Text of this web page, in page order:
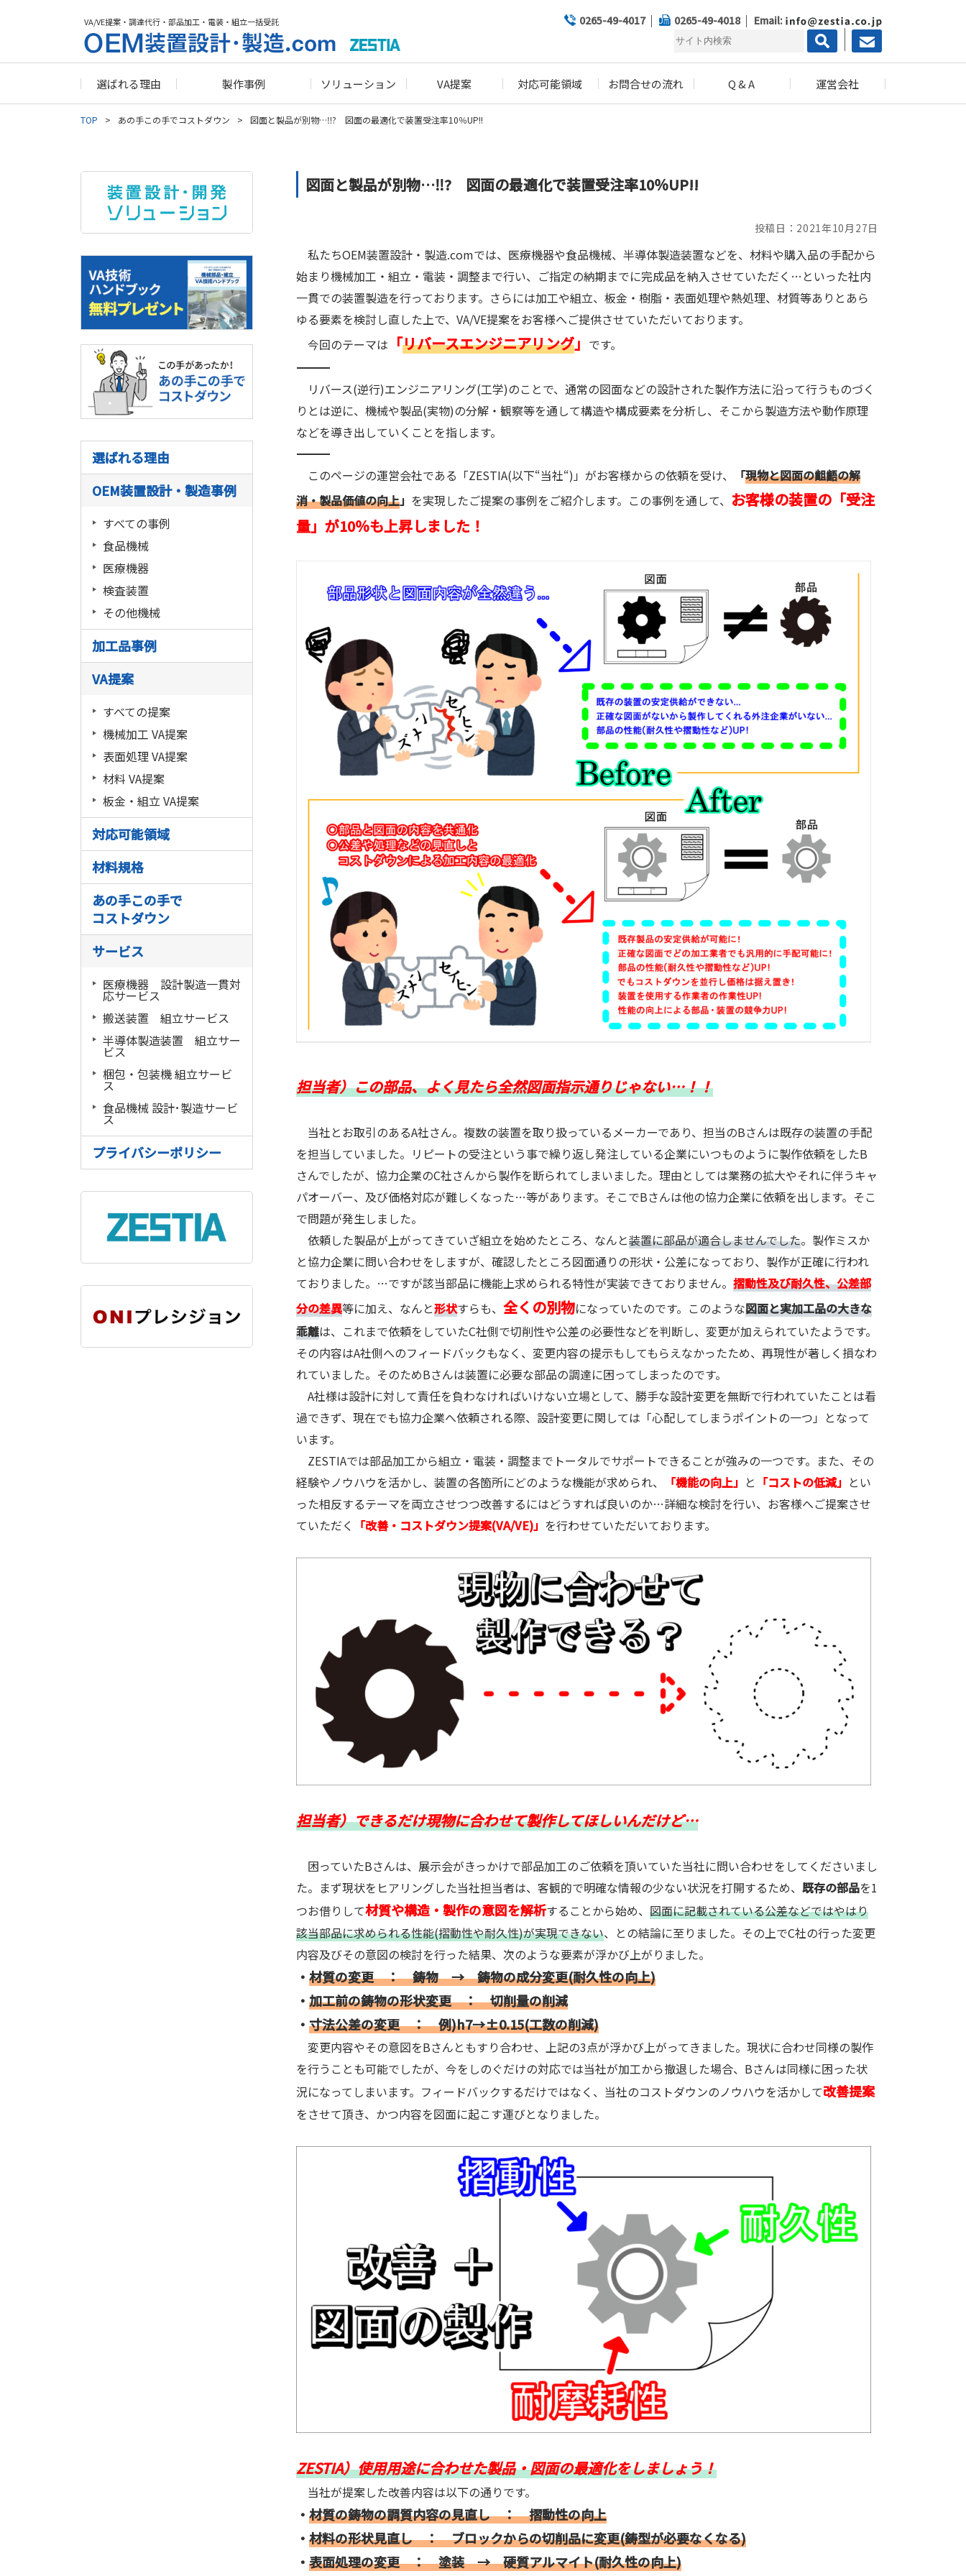
VA/VE提案・調達代行・部品加工・電装・組立一括受託 0265-49-4017 0265-49-4018 Email:
選ばれる理由 製作事例 ソリューション VA提案 対応可能領域 お問合せの流れ Q & A 運営会社
TOP あの手この手でコストダウン 図面と製品が別物…‼? 図面の最適化で装置受注率10％UP!!
選ばれる理由
OEM装置設計・製造事例
すべての事例
食品機械
医療機器
検査装置
その他機械
加工品事例
VA提案
すべての提案
機械加工 VA提案
表面処理 VA提案
材料 VA提案
板金・組立 VA提案
対応可能領域
材料規格
あの手この手で
コストダウン
サービス
医療機器 設計製造一貫対
応サービス
搬送装置 組立サービス
半導体製造装置 組立サー
ビス
梱包・包装機 組立サービ
ス
食品機械 設計･製造サービ
ス
プライバシーポリシー
図面と製品が別物…‼? 図面の最適化で装置受注率10％UP!!
投稿日：2021年10月27日
私たちOEM装置設計・製造.comでは、医療機器や食品機械、半導体製造装置などを、材料や購入品の手配から
始まり機械加工・組立・電装・調整まで行い、ご指定の納期までに完成品を納入させていただく…といった社内
一貫での装置製造を行っております。さらには加工や組立、板金・樹脂・表面処理や熱処理、材質等ありとあら
ゆる要素を検討し直した上で、VA/VE提案をお客様へご提供させていただいております。
今回のテーマは 「リバースエンジニアリング」 です。
――――――――――――――――――――――――――――――――――――――――
リバース(逆行)エンジニアリング(工学)のことで、通常の図面などの設計された製作方法に沿って行うものづく
りとは逆に、機械や製品(実物)の分解・観察等を通して構造や構成要素を分析し、そこから製造方法や動作原理
などを導き出していくことを指します。
――――――――――――――――――――――――――――――――――――――――
このページの運営会社である「ZESTIA(以下“当社“)」がお客様からの依頼を受け、
「現物と図面の齟齬の解
消・製品価値の向上」 を実現したご提案の事例をご紹介します。この事例を通して、 お客様の装置の「受注
量」が10％も上昇しました！
担当者）この部品、よく見たら全然図面指示通りじゃない…！！
当社とお取引のあるA社さん。複数の装置を取り扱っているメーカーであり、担当のBさんは既存の装置の手配
を担当していました。リピートの受注という事で繰り返し発注している企業にいつものように製作依頼をしたB
さんでしたが、協力企業のC社さんから製作を断られてしまいました。理由としては業務の拡大やそれに伴うキャ
パオーバー、及び価格対応が難しくなった…等があります。そこでBさんは他の協力企業に依頼を出します。そこ
で問題が発生しました。
依頼した製品が上がってきていざ組立を始めたところ、なんと装置に部品が適合しませんでした。製作ミスか
と協力企業に問い合わせをしますが、確認したところ図面通りの形状・公差になっており、製作が正確に行われ
ておりました。…ですが該当部品に機能上求められる特性が実装できておりません。 摺動性及び耐久性、公差部
分の差異等に加え、なんと形状すらも、 全くの別物になっていたのです。このような図面と実加工品の大きな
乖離は、これまで依頼をしていたC社側で切削性や公差の必要性などを判断し、変更が加えられていたようです。
その内容はA社側へのフィードバックもなく、変更内容の提示もしてもらえなかったため、再現性が著しく損なわ
れていました。そのためBさんは装置に必要な部品の調達に困ってしまったのです。
A社様は設計に対して責任を負わなければいけない立場として、勝手な設計変更を無断で行われていたことは看
過できず、現在でも協力企業へ依頼される際、設計変更に関しては「心配してしまうポイントの一つ」となって
います。
ZESTIAでは部品加工から組立・電装・調整までトータルでサポートできることが強みの一つです。また、その
経験やノウハウを活かし、装置の各箇所にどのような機能が求められ、
「機能の向上」 と 「コストの低減」 とい
った相反するテーマを両立させつつ改善するにはどうすれば良いのか…詳細な検討を行い、お客様へご提案させ
ていただく 「改善・コストダウン提案(VA/VE)」 を行わせていただいております。
担当者）できるだけ現物に合わせて製作してほしいんだけど…
困っていたBさんは、展示会がきっかけで部品加工のご依頼を頂いていた当社に問い合わせをしてくださいまし
た。まず現状をヒアリングした当社担当者は、客観的で明確な情報の少ない状況を打開するため、 既存の部品を1
つお借りして材質や構造・製作の意図を解析することから始め、 図面に記載されている公差などではやはり
該当部品に求められる性能(摺動性や耐久性)が実現できない、との結論に至りました。その上でC社の行った変更
内容及びその意図の検討を行った結果、次のような要素が浮かび上がりました。
・ 材質の変更 ： 鋳物 → 鋳物の成分変更(耐久性の向上)
・ 加工前の鋳物の形状変更 ： 切削量の削減
・ 寸法公差の変更 ： 例)h7→±0.15(工数の削減)
変更内容やその意図をBさんともすり合わせ、上記の3点が浮かび上がってきました。現状に合わせ同様の製作
を行うことも可能でしたが、今をしのぐだけの対応では当社が加工から撤退した場合、Bさんは同様に困った状
況になってしまいます。フィードバックするだけではなく、当社のコストダウンのノウハウを活かして改善提案
をさせて頂き、かつ内容を図面に起こす運びとなりました。
ZESTIA）使用用途に合わせた製品・図面の最適化をしましょう！
当社が提案した改善内容は以下の通りです。
・ 材質の鋳物の調質内容の見直し ： 摺動性の向上
・ 材料の形状見直し ： ブロックからの切削品に変更(鋳型が必要なくなる)
・ 表面処理の変更 ： 塗装 → 硬質アルマイト(耐久性の向上)